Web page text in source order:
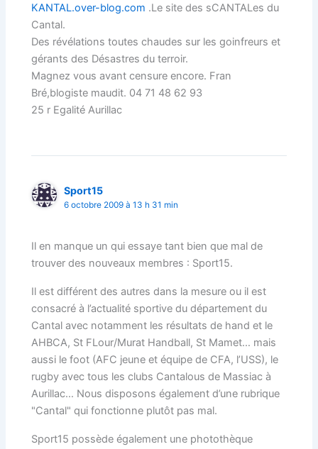
KANTAL.over-blog.com .Le site des sCANTALes du
Cantal.
Des révélations toutes chaudes sur les goinfreurs et
gérants des Désastres du terroir.
Magnez vous avant censure encore. Fran
Bré,blogiste maudit. 04 71 48 62 93
25 r Egalité Aurillac
Sport15
6 octobre 2009 à 13 h 31 min
Il en manque un qui essaye tant bien que mal de
trouver des nouveaux membres : Sport15.
Il est différent des autres dans la mesure ou il est
consacré à l’actualité sportive du département du
Cantal avec notamment les résultats de hand et le
AHBCA, St FLour/Murat Handball, St Mamet… mais
aussi le foot (AFC jeune et équipe de CFA, l’USS), le
rugby avec tous les clubs Cantalous de Massiac à
Aurillac… Nous disposons également d’une rubrique
"Cantal" qui fonctionne plutôt pas mal.
Sport15 possède également une photothèque